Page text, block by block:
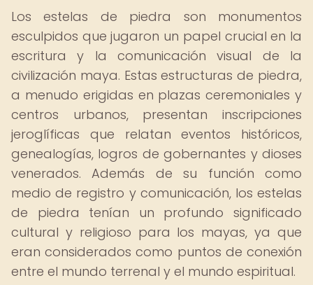
Los estelas de piedra son monumentos
esculpidos que jugaron un papel crucial en la
escritura y la comunicación visual de la
civilización maya. Estas estructuras de piedra,
a menudo erigidas en plazas ceremoniales y
centros urbanos, presentan inscripciones
jeroglíficas que relatan eventos históricos,
genealogías, logros de gobernantes y dioses
venerados. Además de su función como
medio de registro y comunicación, los estelas
de piedra tenían un profundo significado
cultural y religioso para los mayas, ya que
eran considerados como puntos de conexión
entre el mundo terrenal y el mundo espiritual.